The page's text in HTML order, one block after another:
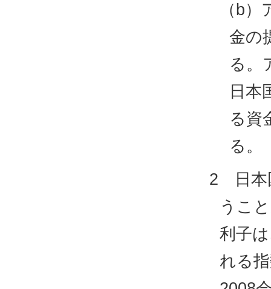
（b
金の
る。
日本
る資
る。
2 日本
うこ
利子
れる